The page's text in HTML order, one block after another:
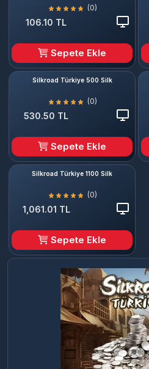
(0)
106.10 TL
Sepete Ekle
Silkroad Türkiye 500 Silk
(0)
530.50 TL
Sepete Ekle
Silkroad Türkiye 1100 Silk
(0)
1,061.01 TL
Sepete Ekle